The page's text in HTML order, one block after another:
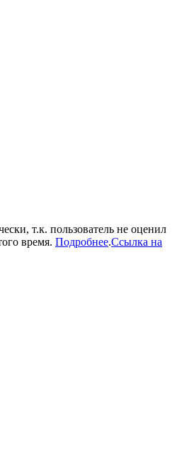
т.к. пользователь не оценил
время. Подробнее.Ссылка на